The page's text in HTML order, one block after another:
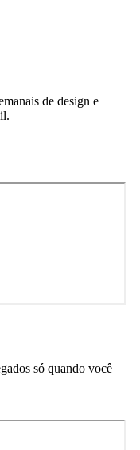
de design e
só quando você